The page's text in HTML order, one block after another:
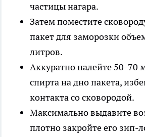
частицы нагара.
Затем поместите
пакет для заморозки
литров.
Аккуратно налейте 50-70
спирта на дно пакета,
контакта со сковородой.
Максимально выдавите
плотно закройте его зип-